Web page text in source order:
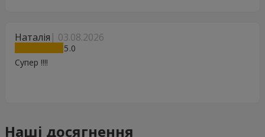
Наталія 03.08.2026
5
Супер !!!!
Наші досягнення